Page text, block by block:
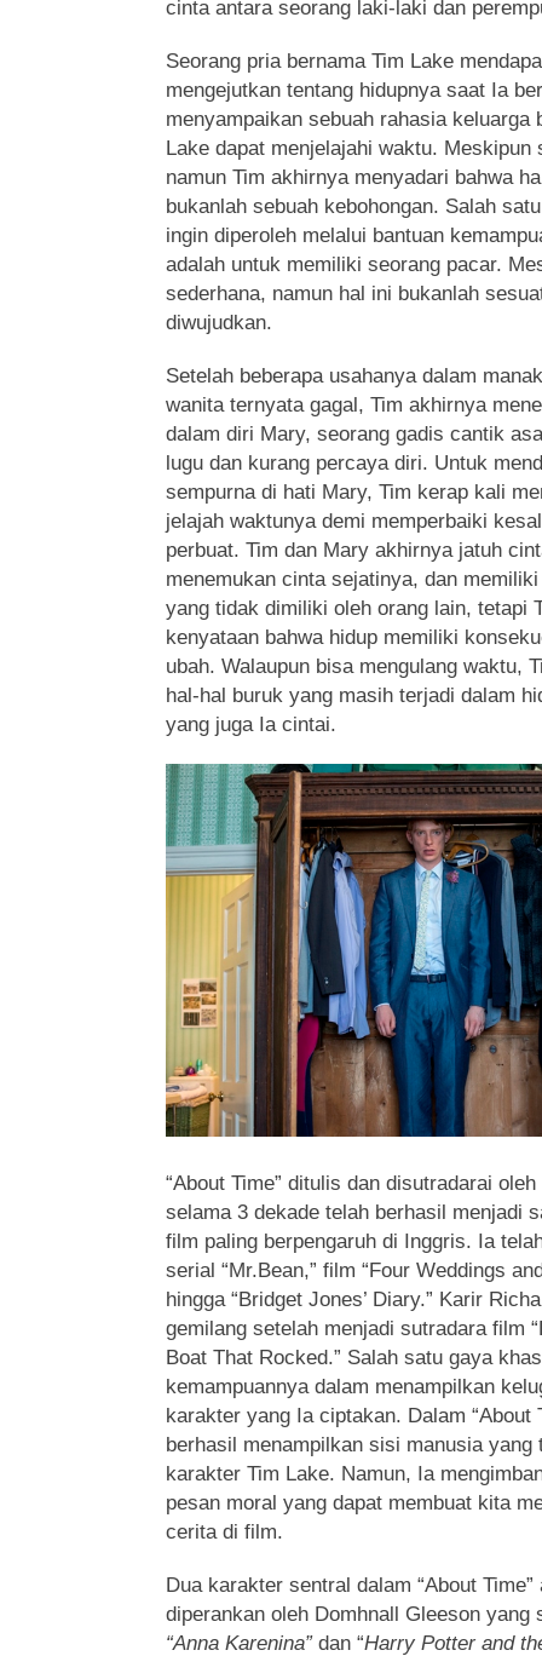
cinta antara seorang laki-laki dan
Seorang pria bernama Tim Lake
mengejutkan tentang hidupnya saat Ia
menyampaikan sebuah rahasia keluarga
Lake dapat menjelajahi waktu.
namun Tim akhirnya menyadari bahwa
bukanlah sebuah kebohongan. Salah
ingin diperoleh melalui bantuan
adalah untuk memiliki seorang pacar.
sederhana, namun hal ini bukanlah
diwujudkan.
Setelah beberapa usahanya dalam
wanita ternyata gagal, Tim akhirnya
dalam diri Mary, seorang gadis cantik
lugu dan kurang percaya diri. Untuk
sempurna di hati Mary, Tim kerap kali
jelajah waktunya demi memperbaiki
perbuat. Tim dan Mary akhirnya jatuh
menemukan cinta sejatinya, dan
yang tidak dimiliki oleh orang lain, tetapi
kenyataan bahwa hidup memiliki
ubah. Walaupun bisa mengulang waktu,
hal-hal buruk yang masih terjadi dalam
yang juga Ia cintai.
“About Time” ditulis dan disutradarai
selama 3 dekade telah berhasil menjadi
film paling berpengaruh di Inggris. Ia
serial “Mr.Bean,” film “Four Weddings
hingga “Bridget Jones’ Diary.” Karir
gemilang setelah menjadi sutradara film
Boat That Rocked.” Salah satu gaya
kemampuannya dalam menampilkan
karakter yang Ia ciptakan. Dalam “About
berhasil menampilkan sisi manusia yang
karakter Tim Lake. Namun, Ia
pesan moral yang dapat membuat kita
cerita di film.
Dua karakter sentral dalam “About
diperankan oleh Domhnall Gleeson yang
“Anna Karenina” dan “Harry Potter and